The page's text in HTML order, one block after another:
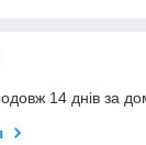
14 днів за